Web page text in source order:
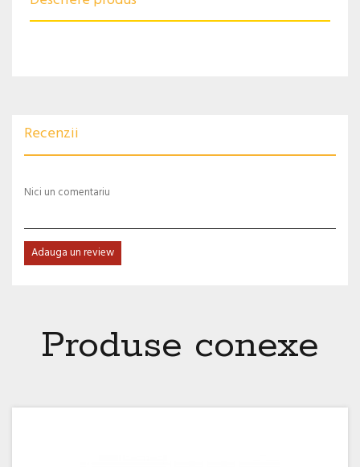
Recenzii
Nici un comentariu
Adauga un review
Produse conexe